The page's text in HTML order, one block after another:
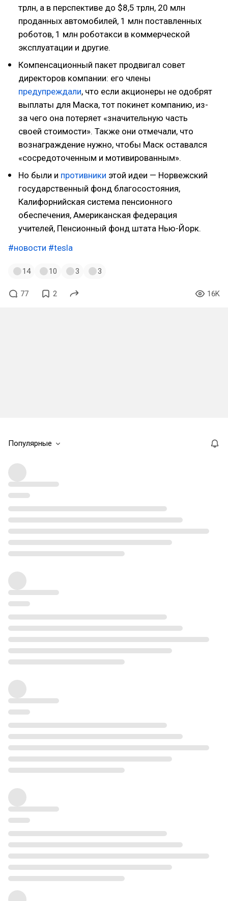
трлн, а в перспективе до $8,5 трлн, 20 млн
проданных автомобилей, 1 млн поставленных
роботов, 1 млн роботакси в коммерческой
эксплуатации и другие.
Компенсационный пакет продвигал совет
директоров компании: его члены
предупреждали, что если акционеры не одобрят
выплаты для Маска, тот покинет компанию, из-
за чего она потеряет «значительную часть
своей стоимости». Также они отмечали, что
вознаграждение нужно, чтобы Маск оставался
«сосредоточенным и мотивированным».
Но были и противники этой идеи — Норвежский
государственный фонд благосостояния,
Калифорнийская система пенсионного
обеспечения, Американская федерация
учителей, Пенсионный фонд штата Нью-Йорк.
#новости #tesla
14 10 3 3
77 2 16K
Популярные